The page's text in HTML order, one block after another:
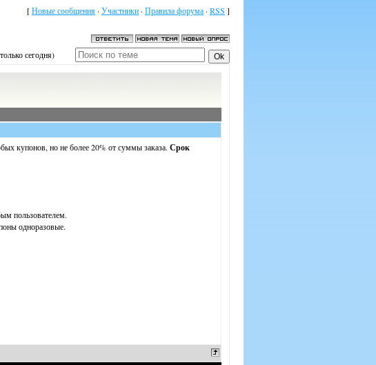
[Новые сообщения · Участники · Правила форума · RSS ]
сегодня)
купонов, но не более 20% от суммы заказа. Срок
пользователем.
одноразовые.